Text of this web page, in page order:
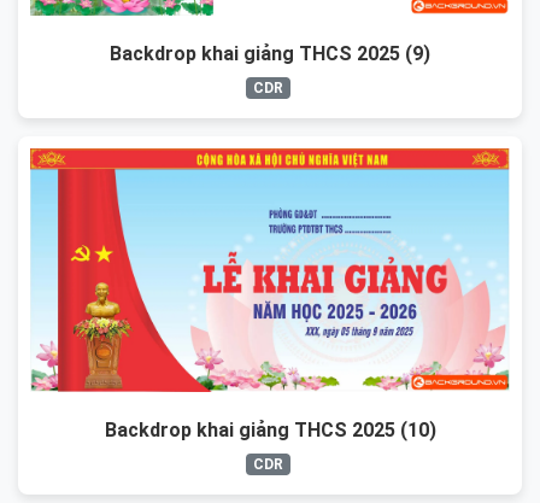
Backdrop khai giảng THCS 2025 (9)
CDR
Backdrop khai giảng THCS 2025 (10)
CDR